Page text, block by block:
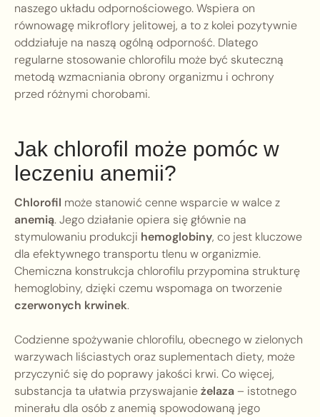
naszego układu odpornościowego. Wspiera on
równowagę mikroflory jelitowej, a to z kolei pozytywnie
oddziałuje na naszą ogólną odporność. Dlatego
regularne stosowanie chlorofilu może być skuteczną
metodą wzmacniania obrony organizmu i ochrony
przed różnymi chorobami.
Jak chlorofil może pomóc w
leczeniu anemii?
Chlorofil może stanowić cenne wsparcie w walce z
anemią. Jego działanie opiera się głównie na
stymulowaniu produkcji hemoglobiny, co jest kluczowe
dla efektywnego transportu tlenu w organizmie.
Chemiczna konstrukcja chlorofilu przypomina strukturę
hemoglobiny, dzięki czemu wspomaga on tworzenie
czerwonych krwinek.
Codzienne spożywanie chlorofilu, obecnego w zielonych
warzywach liściastych oraz suplementach diety, może
przyczynić się do poprawy jakości krwi. Co więcej,
substancja ta ułatwia przyswajanieżelaza– istotnego
minerału dla osób z anemią spowodowaną jego